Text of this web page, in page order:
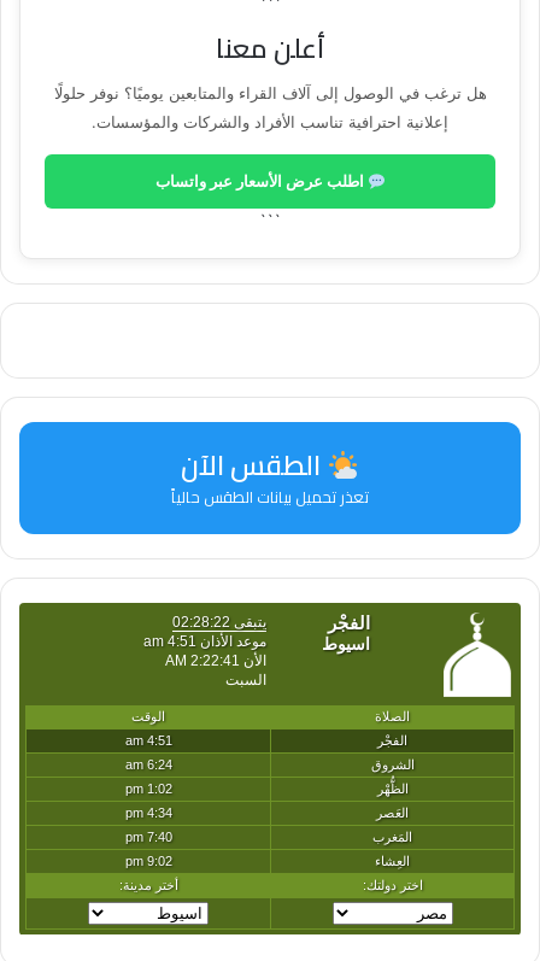
```
أعلن معنا
هل ترغب في الوصول إلى آلاف القراء والمتابعين يوميًا؟ نوفر حلولًا
إعلانية احترافية تناسب الأفراد والشركات والمؤسسات.
اطلب عرض الأسعار عبر واتساب
```
الطقس الآن
تعذر تحميل بيانات الطقس حالياً